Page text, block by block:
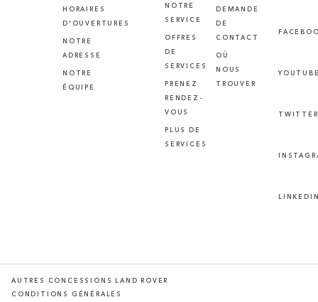
HORAIRES
D'OUVERTURES
NOTRE
ADRESSE
NOTRE
ÉQUIPE
NOTRE
SERVICE
OFFRES
DE
SERVICES
PRENEZ
RENDEZ-
VOUS
PLUS DE
SERVICES
DEMANDE
DE
CONTACT
OÙ
NOUS
TROUVER
TWITTER
AUTRES CONCESSIONS LAND ROVER
CONDITIONS GÉNÉRALES